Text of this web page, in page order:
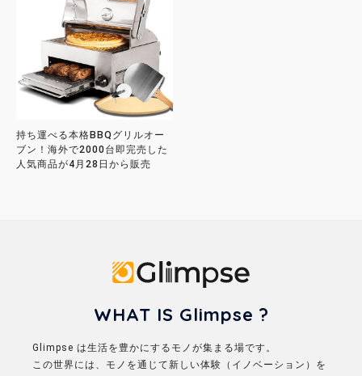
持ち運べる本格BBQグリルオー
ブン！海外で2000台即完売した
人気商品が4月28日から販売
WHAT IS Glimpse ?
Glimpse は生活を豊かにするモノが集まる場です。
この世界には、モノを通じて新しい体験（イノベーション）を